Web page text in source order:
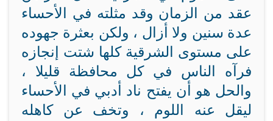
عقد من الزمان وقد مثلته في الأحساء
عدة سنين ولا أزال ، ولكن بعثرة جهوده
على مستوى الشرقية كلها شتت إنجازه
فرآه الناس في كل محافظة قليلا ،
والحل هو أن يفتح ناد أدبي في الأحساء
ليقل عنه اللوم ، وتخف عن كاهله